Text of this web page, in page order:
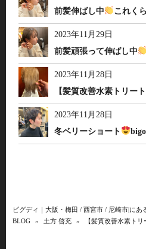
前髪伸ばし中
これく
2023年11月29日
前髪頑張って伸ばし中
2023年11月28日
【髪質改善水素トリー
2023年11月28日
冬ベリーショート
ビグディ｜大阪・梅田 / 西宮市 / 尼崎市|にあ
BLOG
» 土方 啓充 » 【髪質改善水素ト